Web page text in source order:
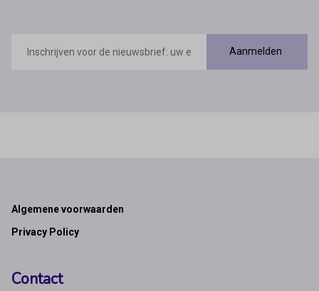
mailadres
Aanmelden
Footer
Algemene voorwaarden
Privacy Policy
Contact